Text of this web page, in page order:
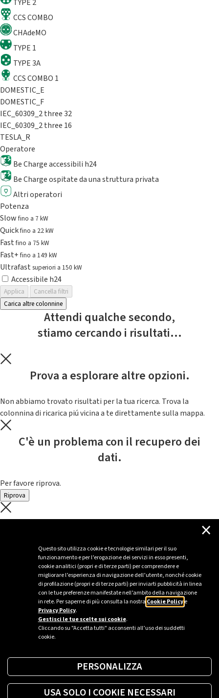
Questo sito utilizza cookie e tecnologie similari per il suo
funzionamento e per l’erogazione dei servizi in esso presenti,
cookie analitici (propri e di terze parti) per comprendere e
migliorare l’esperienza di navigazione dell’utente, nonché cookie
di profilazione (propri e di terze parti) per inviarti pubblicità in linea
con le tue preferenze manifestate nell’ambito della navigazione
in rete. Per saperne di più consulta la nostra Cookie Policye
Privacy Policy.
Gestisci le tue scelte sui cookie.
Cliccando su "Accetta tutti" acconsenti all’uso dei suddetti
cookie.
×
PERSONALIZZA
USA SOLO I COOKIE NECESSARI
TYPE 2
CCS COMBO
CHAdeMO
TYPE 1
TYPE 3A
CCS COMBO 1
DOMESTIC_E
DOMESTIC_F
IEC_60309_2 three 32
IEC_60309_2 three 16
TESLA_R
Operatore
Be Charge accessibili h24
Be Charge ospitate da una struttura privata
Altri operatori
Potenza
Slowfino a 7 kW
Quickfino a 22 kW
Fastfino a 75 kW
Fast+fino a 149 kW
Ultrafast superiori a 150 kW
Accessibile h24
Applica
Cancella filtri
Carica altre colonnine
Attendi qualche secondo,
stiamo cercando i risultati...
Prova a esplorare altre opzioni.
Non abbiamo trovato risultati per la tua ricerca. Trova la
colonnina di ricarica piú vicina a te direttamente sulla mappa.
C'è un problema con il recupero dei
dati.
Per favore riprova.
Riprova
C'è un problema con il recupero dei
Per favore riprova piú tardi
Sei un’azienda o una PA?
Trova la soluzione più giusta per te.
Richiedi una colonnina